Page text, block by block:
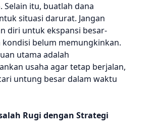
Selain itu, buatlah dana
situasi darurat. Jangan
diri untuk ekspansi besar-
kondisi belum memungkinkan.
utama adalah
usaha agar tetap berjalan,
untung besar dalam waktu
Rugi dengan Strategi